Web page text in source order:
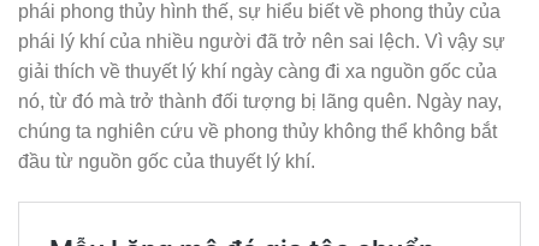
phái phong thủy hình thế, sự hiểu biết về phong thủy của
phái lý khí của nhiều người đã trở nên sai lệch. Vì vậy sự
giải thích về thuyết lý khí ngày càng đi xa nguồn gốc của
nó, từ đó mà trở thành đối tượng bị lãng quên. Ngày nay,
chúng ta nghiên cứu về phong thủy không thể không bắt
đầu từ nguồn gốc của thuyết lý khí.